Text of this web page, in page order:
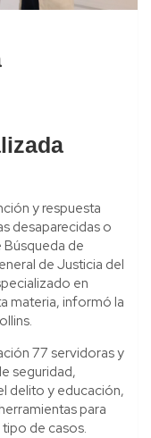
y respuesta
desaparecidas o
Búsqueda de
de Justicia del
en
materia, informó la
77 servidoras y
seguridad,
delito y educación,
para
de casos.